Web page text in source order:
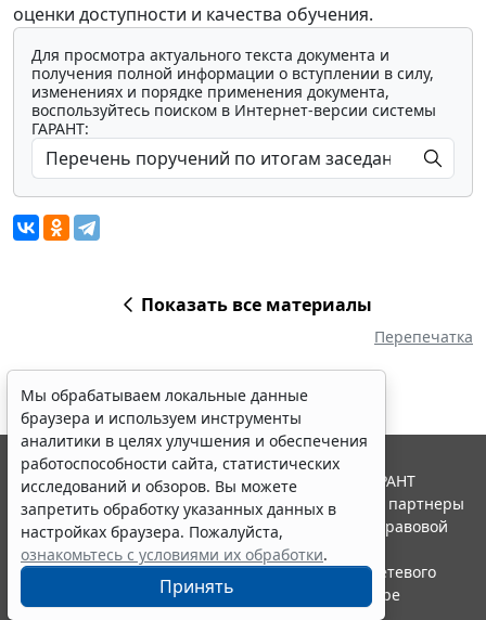
оценки доступности и качества обучения.
Для просмотра актуального текста документа и
получения полной информации о вступлении в силу,
изменениях и порядке применения документа,
воспользуйтесь поиском в Интернет-версии системы
ГАРАНТ:
Показать все материалы
Перепечатка
Мы обрабатываем локальные данные
браузера и используем инструменты
аналитики в целях улучшения и обеспечения
работоспособности сайта, статистических
исследований и обзоров. Вы можете
запретить обработку указанных данных в
настройках браузера. Пожалуйста,
ознакомьтесь с условиями их обработки.
Принять
© ООО "НПП "ГАРАНТ-СЕРВИС", 2026. Система ГАРАНТ
выпускается с 1990 года. Компания "Гарант" и ее партнеры
являются участниками Российской ассоциации правовой
информации ГАРАНТ.
Портал ГАРАНТ.РУ зарегистрирован в качестве сетевого
издания Федеральной службой по надзору в сфере